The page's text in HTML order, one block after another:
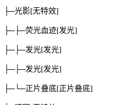
├─光影[无特效]
├─├─荧光血迹[发光]
├─├─发光[发光]
├─├─发光[发光]
├─└─正片叠底[正片叠底]